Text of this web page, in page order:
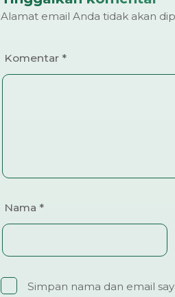
Alamat email Anda tidak akan
Komentar *
Nama *
Simpan nama dan email